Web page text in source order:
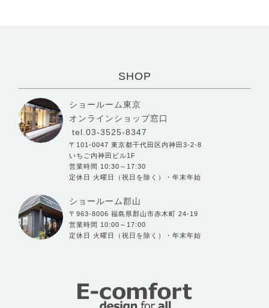
SHOP
ショールーム東京
オンラインショップ窓口
tel.03-3525-8347
〒101-0047 東京都千代田区内神田3-2-8
いちご内神田ビル1F
営業時間 10:30～17:30
定休日 火曜日（祝日を除く）・年末年始
ショールーム郡山
〒963-8006 福島県郡山市赤木町 24-19
営業時間 10:00～17:00
定休日 火曜日（祝日を除く）・年末年始